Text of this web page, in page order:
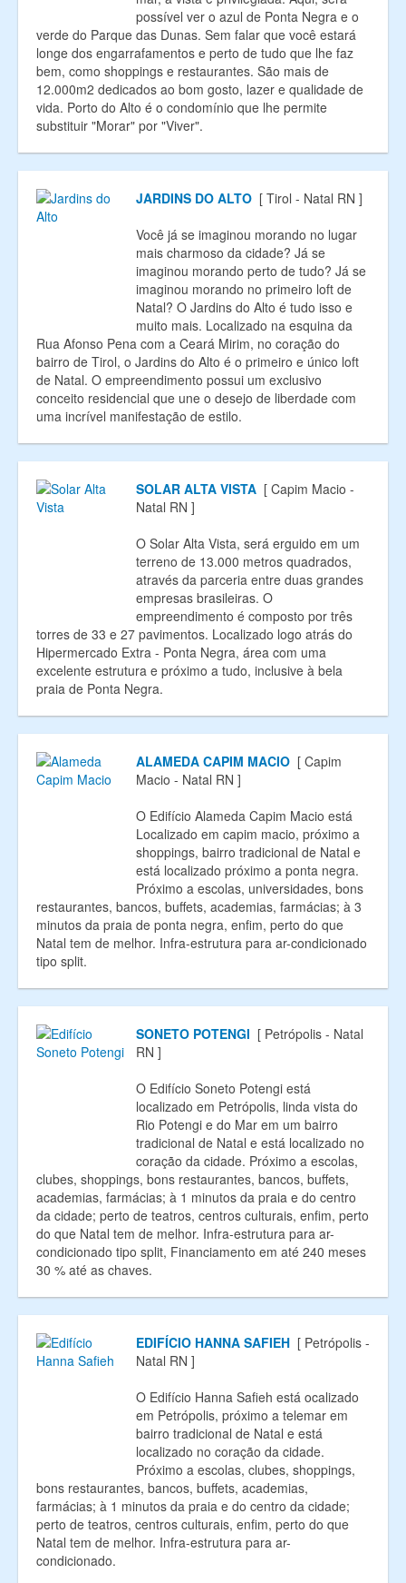
possível ver o azul de Ponta Negra e o
verde do Parque das Dunas. Sem falar que você estará
longe dos engarrafamentos e perto de tudo que lhe faz
bem, como shoppings e restaurantes. São mais de
12.000m2 dedicados ao bom gosto, lazer e qualidade de
vida. Porto do Alto é o condomínio que lhe permite
substituir "Morar" por "Viver".
JARDINS DO ALTO [ Tirol - Natal RN ]
Você já se imaginou morando no lugar
mais charmoso da cidade? Já se
imaginou morando perto de tudo? Já se
imaginou morando no primeiro loft de
Natal? O Jardins do Alto é tudo isso e
muito mais. Localizado na esquina da
Rua Afonso Pena com a Ceará Mirim, no coração do
bairro de Tirol, o Jardins do Alto é o primeiro e único loft
de Natal. O empreendimento possui um exclusivo
conceito residencial que une o desejo de liberdade com
uma incrível manifestação de estilo.
SOLAR ALTA VISTA [ Capim Macio -
Natal RN ]
O Solar Alta Vista, será erguido em um
terreno de 13.000 metros quadrados,
através da parceria entre duas grandes
empresas brasileiras. O
empreendimento é composto por três
torres de 33 e 27 pavimentos. Localizado logo atrás do
Hipermercado Extra - Ponta Negra, área com uma
excelente estrutura e próximo a tudo, inclusive à bela
praia de Ponta Negra.
ALAMEDA CAPIM MACIO [ Capim
Macio - Natal RN ]
O Edifício Alameda Capim Macio está
Localizado em capim macio, próximo a
shoppings, bairro tradicional de Natal e
está localizado próximo a ponta negra.
Próximo a escolas, universidades, bons
restaurantes, bancos, buffets, academias, farmácias; à 3
minutos da praia de ponta negra, enfim, perto do que
Natal tem de melhor. Infra-estrutura para ar-condicionado
tipo split.
SONETO POTENGI [ Petrópolis - Natal
RN ]
O Edifício Soneto Potengi está
localizado em Petrópolis, linda vista do
Rio Potengi e do Mar em um bairro
tradicional de Natal e está localizado no
coração da cidade. Próximo a escolas,
clubes, shoppings, bons restaurantes, bancos, buffets,
academias, farmácias; à 1 minutos da praia e do centro
da cidade; perto de teatros, centros culturais, enfim, perto
do que Natal tem de melhor. Infra-estrutura para ar-
condicionado tipo split, Financiamento em até 240 meses
30 % até as chaves.
EDIFÍCIO HANNA SAFIEH [ Petrópolis -
Natal RN ]
O Edifício Hanna Safieh está ocalizado
em Petrópolis, próximo a telemar em
bairro tradicional de Natal e está
localizado no coração da cidade.
Próximo a escolas, clubes, shoppings,
bons restaurantes, bancos, buffets, academias,
farmácias; à 1 minutos da praia e do centro da cidade;
perto de teatros, centros culturais, enfim, perto do que
Natal tem de melhor. Infra-estrutura para ar-
condicionado.